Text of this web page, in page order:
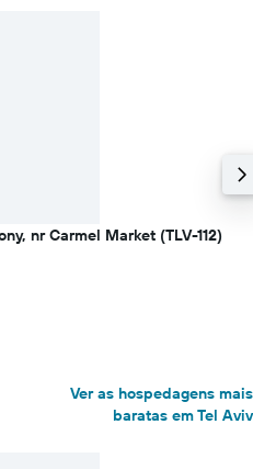
nr Carmel Market (TLV-112)
Ver as hospedagens mais
baratas em Tel Aviv